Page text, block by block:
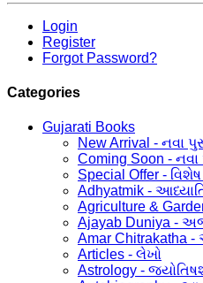
Login
Register
Forgot Password?
Categories
Gujarati Books
New Arrival - નવા
Coming Soon -
Special Offer -
Adhyatmik -
Agriculture &
Ajayab Duniya -
Amar Chitrakatha
Articles - લેખો
Astrology -